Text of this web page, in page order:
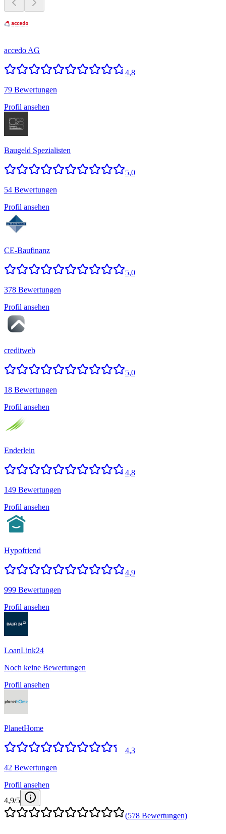
accedo AG
4,8
79 Bewertungen
Profil ansehen
Baugeld Spezialisten
5,0
54 Bewertungen
Profil ansehen
CE-Baufinanz
5,0
378 Bewertungen
Profil ansehen
creditweb
5,0
18 Bewertungen
Profil ansehen
Enderlein
4,8
149 Bewertungen
Profil ansehen
Hypofriend
4,9
999 Bewertungen
Profil ansehen
LoanLink24
Noch keine Bewertungen
Profil ansehen
PlanetHome
4,3
42 Bewertungen
Profil ansehen
4,9/5
(578 Bewertungen)